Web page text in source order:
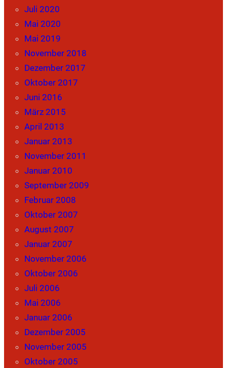
Juli 2020
Mai 2020
Mai 2019
November 2018
Dezember 2017
Oktober 2017
Juni 2016
März 2015
April 2013
Januar 2013
November 2011
Januar 2010
September 2009
Februar 2008
Oktober 2007
August 2007
Januar 2007
November 2006
Oktober 2006
Juli 2006
Mai 2006
Januar 2006
Dezember 2005
November 2005
Oktober 2005